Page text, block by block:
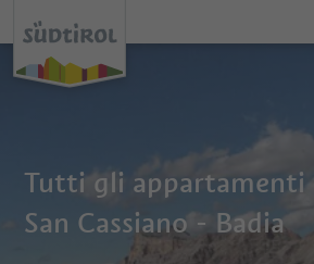
Tutti gli appartamenti
San Cassiano - Badia